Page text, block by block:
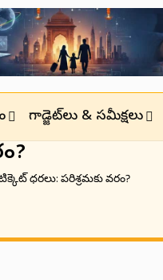
గాడ్జెట్‌లు & సమీక్షలు
ధరలు: పరిశ్రమకు వరం?